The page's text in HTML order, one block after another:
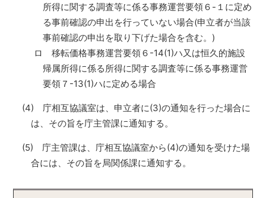
所得に関する調査等に係る事務運営要領６-１に定め
る事前確認の申出を行っていない場合(申立者が当該
事前確認の申出を取り下げた場合を含む。)
ロ 移転価格事務運営要領６-14(1)ハ又は恒久的施設
帰属所得に係る所得に関する調査等に係る事務運営
要領７-13(1)ハに定める場合
(4) 庁相互協議室は、申立者に(3)の通知を行った場合に
は、その旨を庁主管課に通知する。
(5) 庁主管課は、庁相互協議室から(4)の通知を受けた場
合には、その旨を局関係課に通知する。